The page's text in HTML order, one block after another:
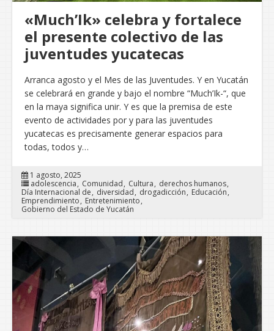
«Much’Ik» celebra y fortalece
el presente colectivo de las
juventudes yucatecas
Arranca agosto y el Mes de las Juventudes. Y en Yucatán
se celebrará en grande y bajo el nombre “Much’Ik-“, que
en la maya significa unir. Y es que la premisa de este
evento de actividades por y para las juventudes
yucatecas es precisamente generar espacios para
todas, todos y…
1 agosto, 2025
adolescencia
Comunidad Cultura
derechos humanos
Día Internacional de
diversidad drogadicción
Educación
Emprendimiento
Entretenimiento
Gobierno del Estado de Yucatán